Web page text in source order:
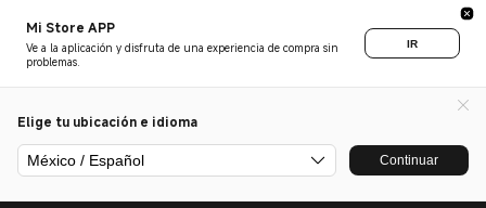
Mi Store APP
Ve a la aplicación y disfruta de una experiencia de compra sin
problemas.
IR
Elige tu ubicación e idioma
México / Español Continuar